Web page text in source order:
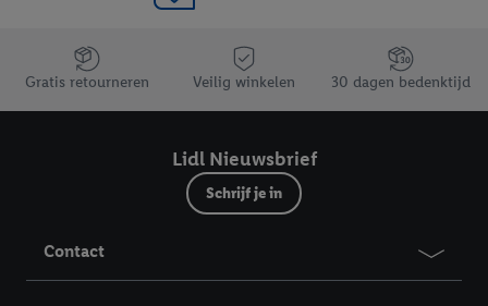
Jouw voordelen bij ons als Lidl webshop klant
Gratis retourneren Veilig winkelen 30 dagen bedenktijd
Lidl Nieuwsbrief
Schrijf je in
Contact